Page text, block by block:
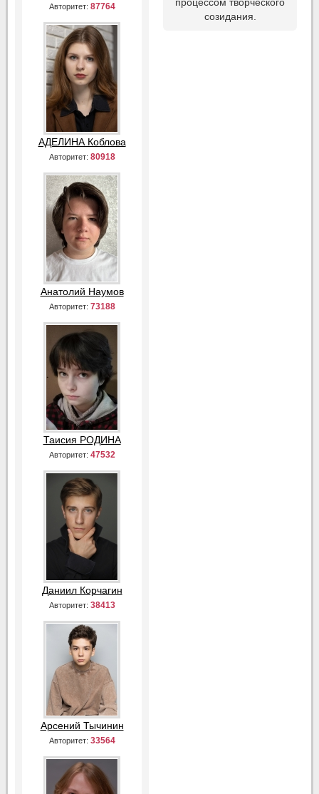
Авторитет: 87764
АДЕЛИНА Коблова
Авторитет: 80918
Анатолий Наумов
Авторитет: 73188
Таисия РОДИНА
Авторитет: 47532
Даниил Корчагин
Авторитет: 38413
Арсений Тычинин
Авторитет: 33564
созидания.